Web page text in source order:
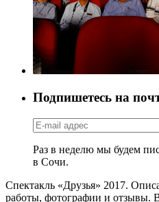
Подпишетесь на
Раз в неделю мы будем
в Сочи.
Спектакль «Друзья» 2017.
работы, фотографии и отзывы.